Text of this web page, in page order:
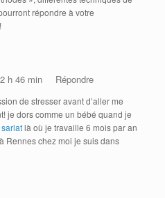
répondre à votre
h 46 min
Répondre
de stresser avant d’aller me
je dors comme un bébé quand je
là où je travaille 6 mois par an
Rennes chez moi je suis dans